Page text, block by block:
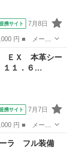
携サイト 7月8日
ド名： ＳＴＩ
レコ １１．６
ＥＸ 本革シー
１１．６…
携サイト 7月7日
ド名： ＧＴ－
６インチナ
ーラ フル装備